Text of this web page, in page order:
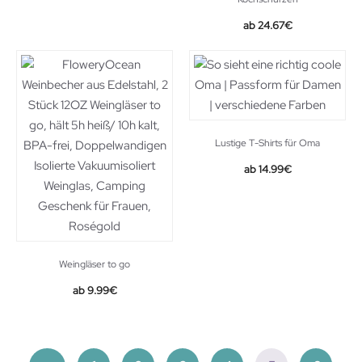
24.67€
Weingläser to go
9.99€
Lustige T-Shirts für Oma
14.99€